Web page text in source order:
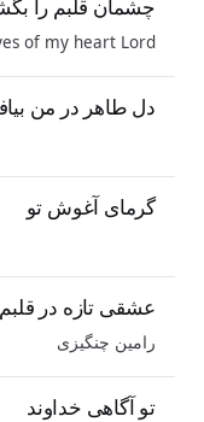
چشمان قلبم را
of my heart Lord
دل طاهر در من
گرمای آغوش تو
عشقی تازه در قلبم
رامین چنگیزی
تو آگاهی خداوند